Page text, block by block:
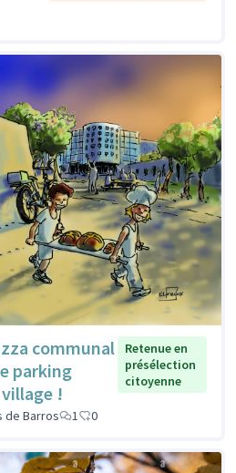
communal
parking
!
Retenue en
présélection
citoyenne
de Barros 1 0